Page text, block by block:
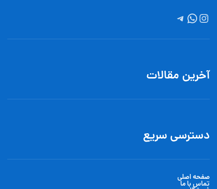
آخرین مقالات
دسترسی سریع
صفحه اصلی
تماس با ما